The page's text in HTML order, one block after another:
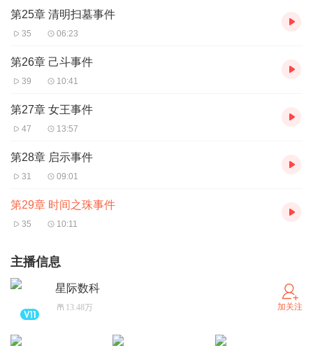
第25章 清明扫墓事件
35 06:23
第26章 己斗事件
39 10:41
第27章 女王事件
47 13:57
第28章 启示事件
31 09:01
第29章 时间之珠事件
35 10:11
主播信息
星际数科
13.48万 加关注